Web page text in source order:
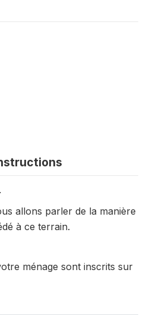
allons parler de la manière
à ce terrain.
ménage sont inscrits sur